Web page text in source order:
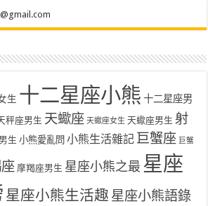
生 十二星座小熊 十二星座男
秤座男生 天蠍座 天蠍座女生 天蠍座男生 射
生 小熊愛亂問 小熊生活雜記 巨蟹座 巨蟹
摩羯座男生 星座小熊之最 星座
星座小熊生活趣 星座小熊語錄